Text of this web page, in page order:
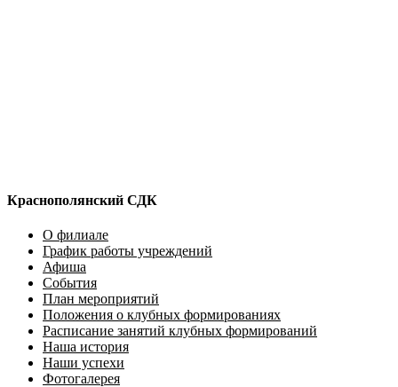
Краснополянский СДК
О филиале
График работы учреждений
Афиша
События
План мероприятий
Положения о клубных формированиях
Расписание занятий клубных формирований
Наша история
Наши успехи
Фотогалерея